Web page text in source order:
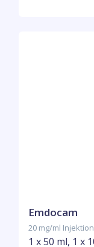
Emdocam
20 mg/ml
1 x 50 ml, 1 x